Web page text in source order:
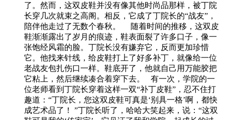
了。然而，这双皮鞋并没有像其他时尚品那样，被丁院
长穿几次就束之高阁。相反，它成了丁院长的“战友”，
陪伴他走过了无数个春秋。 随着时间的推移，这双皮
鞋渐渐露出了岁月的痕迹，鞋表面裂了许多口子，像一
张饱经风霜的脸。丁院长没有嫌弃它，反而更加珍惜
它。他找来针线，给皮鞋打上了好多补丁，就像给一位
老战友包扎伤口一样。鞋底开了，他就自己用万能胶把
它粘上，然后继续凑合着穿下去。 有一次，学院的一
位老师看到丁院长穿着这样一双“补丁皮鞋”，忍不住打
趣道：“丁院长，您这双皮鞋可真是‘别具一格’啊，都快
成艺术品了！ ”丁院长听了，哈哈大笑起来，说：“这双